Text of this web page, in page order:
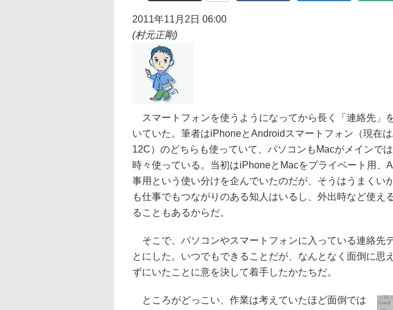
2011年11月2日 06:00
(村元正剛)
スマートフォンを使うようになってから長く「連絡先」
いていた。筆者はiPhoneとAndroidスマートフォン（現在
12C）のどちらも使っていて、パソコンもMacがメインで
時々使っている。当初はiPhoneとMacをプライベート用、
事用という使い分けを企んでいたのだが、そうはうまくい
も仕事でもつながりのある知人はいるし、外出時など使え
ることもあるからだ。
そこで、パソコンやスマートフォンに入っている連絡先
とにした。いつでもできることだが、なんとなく面倒に思
ずにいたことに意を決して着手したかたちだ。
ところがどっこい、作業は考えていたほど面倒では